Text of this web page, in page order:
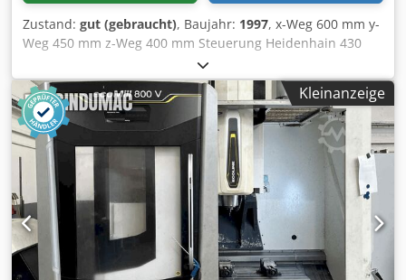
Zustand: gut (gebraucht), Baujahr: 1997, x-Weg 600 mm y-
Weg 450 mm z-Weg 400 mm Steuerung Heidenhain 430
ITNC Werkzeugaufnahme SK 40 Betriebsspannung 400 V
Steuerspannung 24 V Maschinengewicht ca. 6 t -
Betriebssstunden: 48690 - Spindelstunden: 13465 - max.
Tischbeladung: 1.000kg - Maschinengewicht: 6.000kg - inkl.
Werkzeugaufnahmen – SK40 Csdpfx Agewbi A Dodsrf - inkl.
aller Beschreibungen - inkl. Programmierhandbuch –
Heidenhain - inkl. 1 Stk. Maschinenschraubstock - inkl.
Spannpratzen
Kleinanzeige